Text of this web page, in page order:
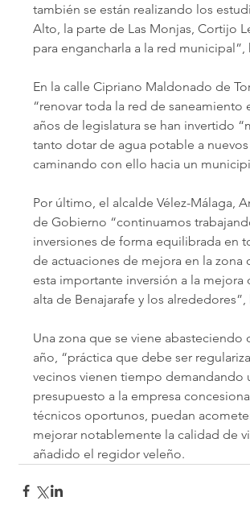
también se están realizando los
Alto, la parte de Las Monjas, Cortijo
para engancharla a la red
En la calle Cipriano Maldonado de
“renovar toda la red de saneamiento
años de legislatura se han invertido
tanto dotar de agua potable a
caminando con ello hacia un
Por último, el alcalde Vélez-Málaga,
de Gobierno “continuamos
inversiones de forma equilibrada en
de actuaciones de mejora en la
esta importante inversión a la mejora
alta de Benajarafe y los
Una zona que se viene
año, “práctica que debe ser
vecinos vienen tiempo demandando
presupuesto a la empresa
técnicos oportunos, puedan
mejorar notablemente la calidad de
añadido el regidor veleño.